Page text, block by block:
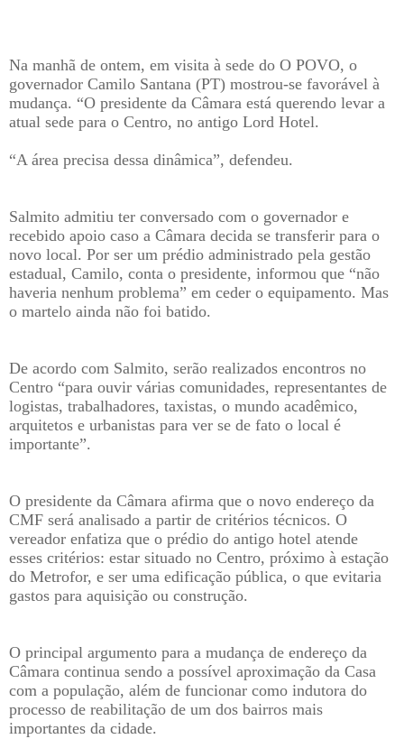
Na manhã de ontem, em visita à sede do O POVO, o
governador Camilo Santana (PT) mostrou-se favorável à
mudança. “O presidente da Câmara está querendo levar a
atual sede para o Centro, no antigo Lord Hotel.
“A área precisa dessa dinâmica”, defendeu.
Salmito admitiu ter conversado com o governador e
recebido apoio caso a Câmara decida se transferir para o
novo local. Por ser um prédio administrado pela gestão
estadual, Camilo, conta o presidente, informou que “não
haveria nenhum problema” em ceder o equipamento. Mas
o martelo ainda não foi batido.
De acordo com Salmito, serão realizados encontros no
Centro “para ouvir várias comunidades, representantes de
logistas, trabalhadores, taxistas, o mundo acadêmico,
arquitetos e urbanistas para ver se de fato o local é
importante”.
O presidente da Câmara afirma que o novo endereço da
CMF será analisado a partir de critérios técnicos. O
vereador enfatiza que o prédio do antigo hotel atende
esses critérios: estar situado no Centro, próximo à estação
do Metrofor, e ser uma edificação pública, o que evitaria
gastos para aquisição ou construção.
O principal argumento para a mudança de endereço da
Câmara continua sendo a possível aproximação da Casa
com a população, além de funcionar como indutora do
processo de reabilitação de um dos bairros mais
importantes da cidade.